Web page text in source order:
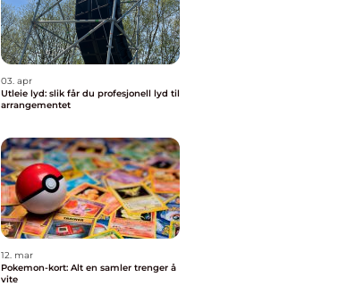
03. apr
Utleie lyd: slik får du profesjonell lyd til
arrangementet
12. mar
Pokemon-kort: Alt en samler trenger å
vite